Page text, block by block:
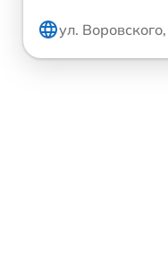
ул.